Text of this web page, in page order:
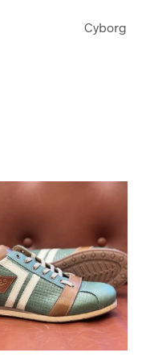
Cyborg